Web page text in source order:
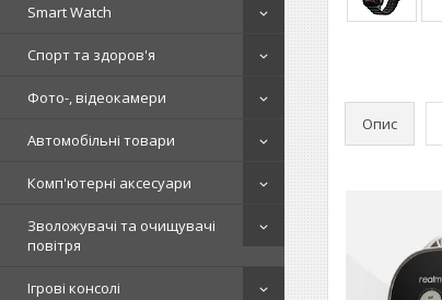
Smart Watch
Спорт та здоров'я
Фото-, відеокамери
Автомобільні товари
Комп'ютерні аксесуари
Зволожувачі та очищувачі
повітря
Ігрові консолі
Опис